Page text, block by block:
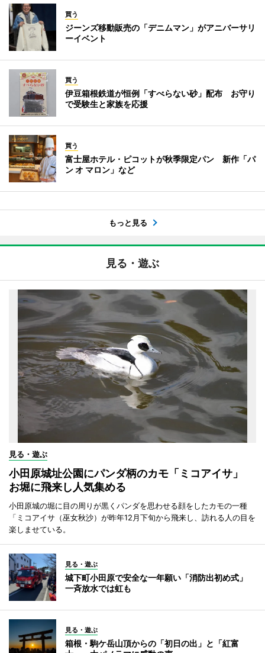
買う
ジーンズ移動販売の「デニムマン」がアニバーサリ
ーイベント
買う
伊豆箱根鉄道が恒例「すべらない砂」配布 お守り
で受験生と家族を応援
買う
富士屋ホテル・ピコットが秋季限定パン 新作「パ
ン オ マロン」など
もっと見る
見る・遊ぶ
見る・遊ぶ
小田原城址公園にパンダ柄のカモ「ミコアイサ」
お堀に飛来し人気集める
小田原城の堀に目の周りが黒くパンダを思わせる顔をしたカモの一種
「ミコアイサ（巫女秋沙）が昨年12月下旬から飛来し、訪れる人の目を
楽しませている。
見る・遊ぶ
城下町小田原で安全な一年願い「消防出初め式」
一斉放水では虹も
見る・遊ぶ
箱根・駒ケ岳山頂からの「初日の出」と「紅富